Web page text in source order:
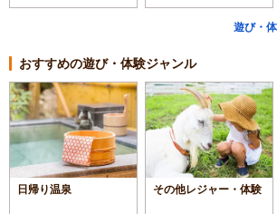
遊び・
おすすめの遊び・体験ジャンル
日帰り温泉 その他レジャー・体験